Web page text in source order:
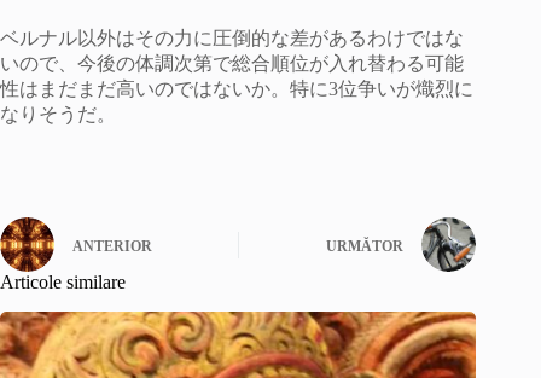
ベルナル以外はその力に圧倒的な差があるわけではな
いので、今後の体調次第で総合順位が入れ替わる可能
性はまだまだ高いのではないか。特に3位争いが熾烈に
なりそうだ。
ANTERIOR URMĂTOR
Articole similare